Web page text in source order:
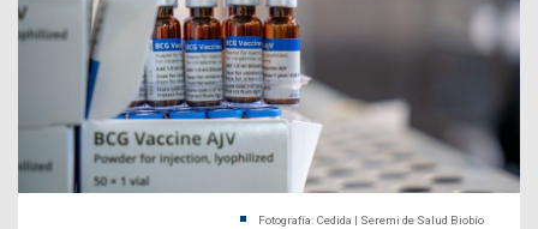
Fotografía: Cedida | Seremi de Salud Biobío